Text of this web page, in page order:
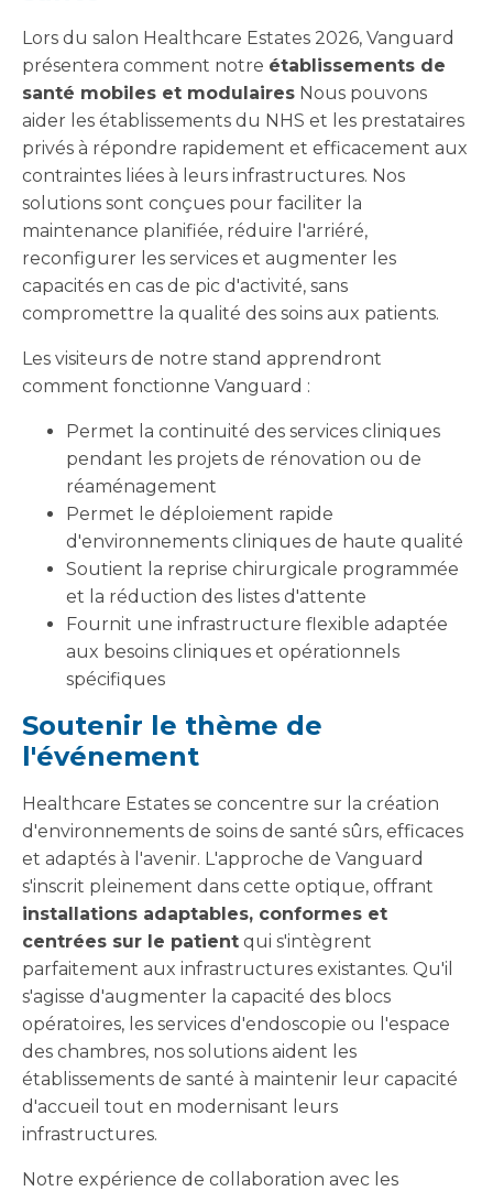
Lors du salon Healthcare Estates 2026, Vanguard
présentera comment notre établissements de
santé mobiles et modulaires Nous pouvons
aider les établissements du NHS et les prestataires
privés à répondre rapidement et efficacement aux
contraintes liées à leurs infrastructures. Nos
solutions sont conçues pour faciliter la
maintenance planifiée, réduire l'arriéré,
reconfigurer les services et augmenter les
capacités en cas de pic d'activité, sans
compromettre la qualité des soins aux patients.
Les visiteurs de notre stand apprendront
comment fonctionne Vanguard :
Permet la continuité des services cliniques
pendant les projets de rénovation ou de
réaménagement
Permet le déploiement rapide
d'environnements cliniques de haute qualité
Soutient la reprise chirurgicale programmée
et la réduction des listes d'attente
Fournit une infrastructure flexible adaptée
aux besoins cliniques et opérationnels
spécifiques
Soutenir le thème de
l'événement
Healthcare Estates se concentre sur la création
d'environnements de soins de santé sûrs, efficaces
et adaptés à l'avenir. L'approche de Vanguard
s'inscrit pleinement dans cette optique, offrant
installations adaptables, conformes et
centrées sur le patient qui s'intègrent
parfaitement aux infrastructures existantes. Qu'il
s'agisse d'augmenter la capacité des blocs
opératoires, les services d'endoscopie ou l'espace
des chambres, nos solutions aident les
établissements de santé à maintenir leur capacité
d'accueil tout en modernisant leurs
infrastructures.
Notre expérience de collaboration avec les